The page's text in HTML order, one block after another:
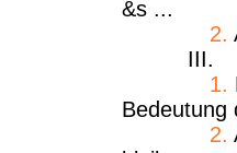
&s ...
2.
III.
1.
Bedeutung
2.